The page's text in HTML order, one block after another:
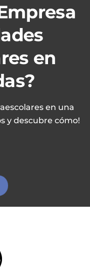
en
en una
y descubre cómo!